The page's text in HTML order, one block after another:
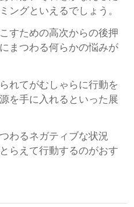
ングといえるでしょう。
すための高次からの後押
まつわる何らかの悩みが
れてがむしゃらに行動を
を手に入れるといった展
わるネガティブな状況
らえて行動するのがおす